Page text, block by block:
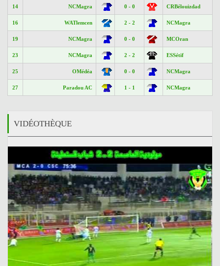
14 NCMagra 0 - 0 CRBélouizdad
16 WATlemcen 2 - 2 NCMagra
19 NCMagra 0 - 0 MCOran
23 NCMagra 2 - 2 ESSétif
25 OMédéa 0 - 0 NCMagra
27 Paradou AC 1 - 1 NCMagra
VIDÉOTHÈQUE